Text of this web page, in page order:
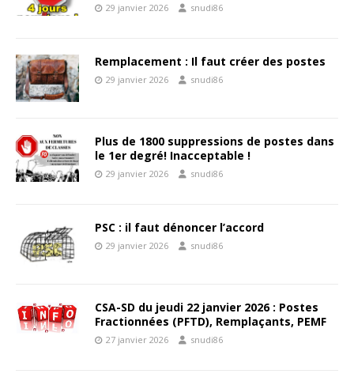
29 janvier 2026 snudi86
Remplacement : Il faut créer des postes
29 janvier 2026 snudi86
Plus de 1800 suppressions de postes dans
le 1er degré! Inacceptable !
29 janvier 2026 snudi86
PSC : il faut dénoncer l’accord
29 janvier 2026 snudi86
CSA-SD du jeudi 22 janvier 2026 : Postes
Fractionnées (PFTD), Remplaçants, PEMF
27 janvier 2026 snudi86